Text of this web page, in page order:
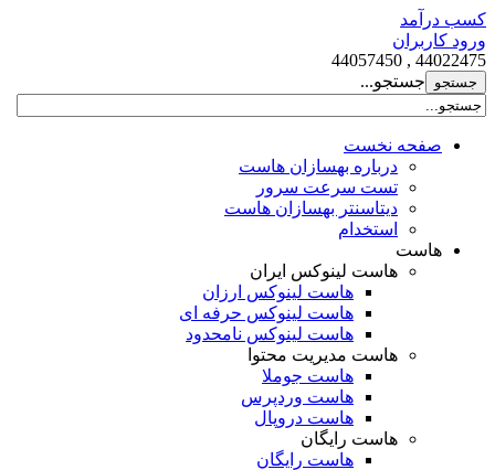
کسب درآمد
ورود کاربران
44022475 , 44057450
جستجو...
صفحه نخست
درباره بهسازان هاست
تست سرعت سرور
دیتاسنتر بهسازان هاست
استخدام
هاست
هاست لینوکس ایران
هاست لینوکس ارزان
هاست لینوکس حرفه ای
هاست لینوکس نامحدود
هاست مدیریت محتوا
هاست جوملا
هاست وردپرس
هاست دروپال
هاست رایگان
هاست رایگان